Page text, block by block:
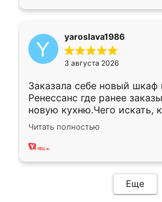
yaroslava1986
3 августа 2026
Заказала себе новый шкаф
Ренессанс где ранее
новую кухню.Чего искать,
вполне довольна. Служит
два года, нареканий нет.
Читать полностью
Еще